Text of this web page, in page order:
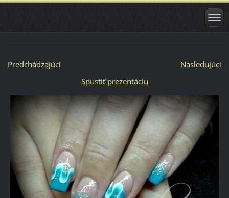
Predchádzajúci
Nasledujúci
Spustiť prezentáciu